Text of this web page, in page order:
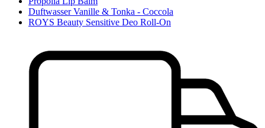
Duftwasser Vanille & Tonka - Coccola
ROYS Beauty Sensitive Deo Roll-On